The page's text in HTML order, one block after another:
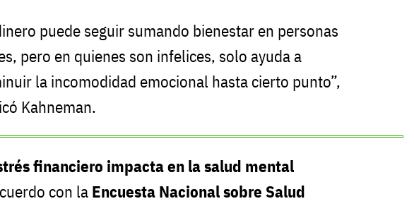
puede seguir sumando bienestar en personas
pero en quienes son infelices, solo ayuda a
la incomodidad emocional hasta cierto punto”,
Kahneman.
financiero impacta en la salud mental
con la Encuesta Nacional sobre Salud